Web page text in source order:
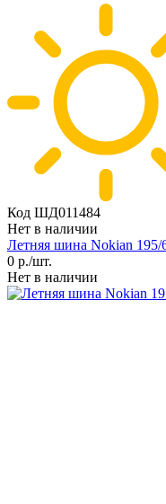
Код ШД011484
Нет в наличии
Летняя шина Nokian 195/
0 р./шт.
Нет в наличии